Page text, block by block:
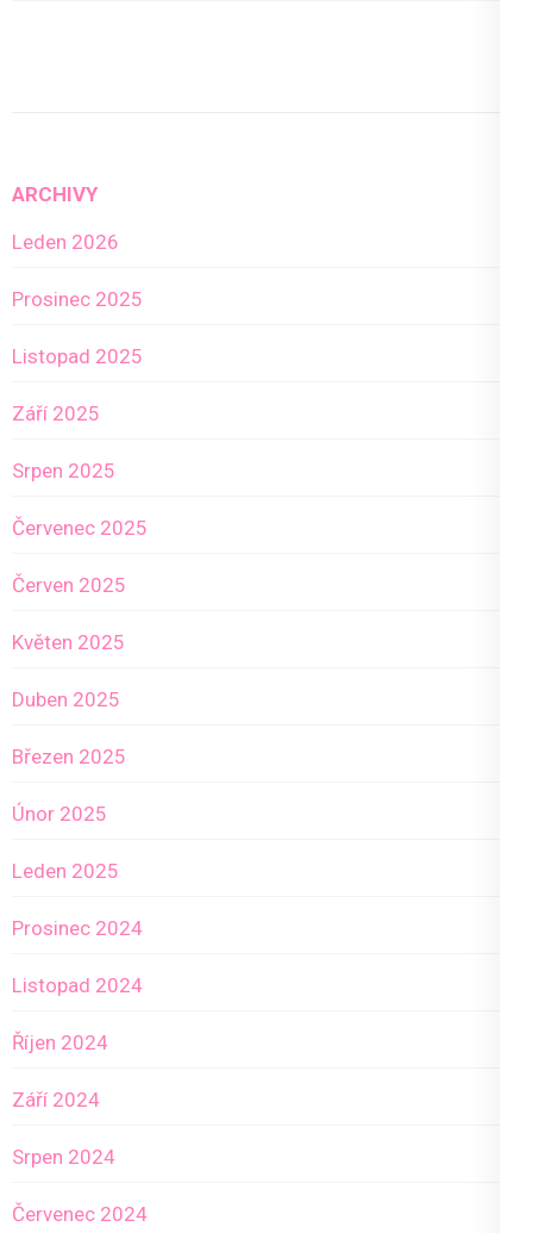
ARCHIVY
Leden 2026
Prosinec 2025
Listopad 2025
Září 2025
Srpen 2025
Červenec 2025
Červen 2025
Květen 2025
Duben 2025
Březen 2025
Únor 2025
Leden 2025
Prosinec 2024
Listopad 2024
Říjen 2024
Září 2024
Srpen 2024
Červenec 2024